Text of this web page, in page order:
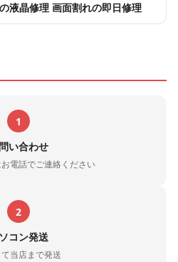
液晶修理 画面割れの即日修理
1
い合わせ
電話でご連絡ください
2
コン発送
当店まで発送